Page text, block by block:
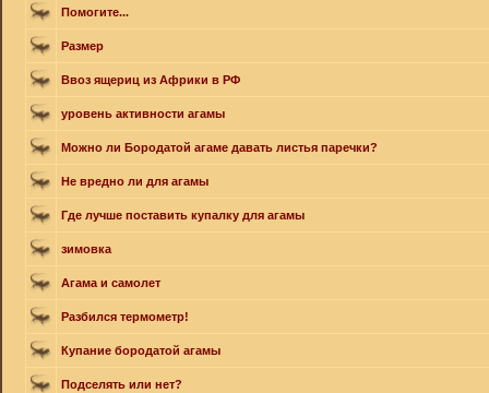
Помогите...
Размер
Ввоз ящериц из Африки в РФ
уровень активности агамы
Можно ли Бородатой агаме давать листья паречки?
Не вредно ли для агамы
Где лучше поставить купалку для агамы
зимовка
Агама и самолет
Разбился термометр!
Купание бородатой агамы
Подселять или нет?